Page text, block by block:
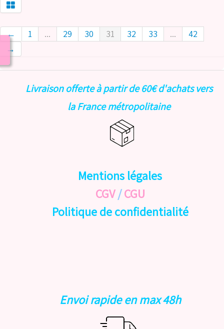
← 1 ... 29 30 31 32 33 ...
42
→
Livraison offerte à partir de 60€ d'achats vers
la France métropolitaine
Mentions légales
CGV / CGU
Politique de confidentialité
Envoi rapide en max 48h